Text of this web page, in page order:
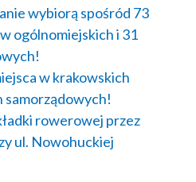
wybiorą spośród 73
ogólnomiejskich i 31
w krakowskich
samorządowych!
rowerowej przez
ul. Nowohuckiej